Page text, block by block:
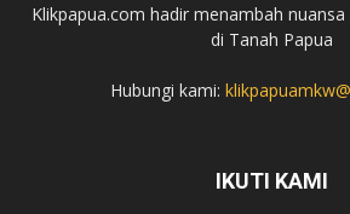
Klikpapua.com hadir menambah
di Tanah Papua
Hubungi kami:
IKUTI KAMI